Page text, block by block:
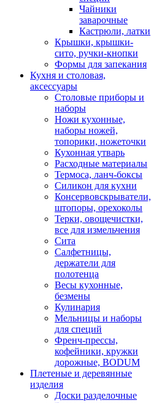
Чайники
заварочные
Кастрюли, латки
Крышки, крышки-
сито, ручки-кнопки
Формы для запекания
Кухня и столовая,
аксессуары
Столовые приборы и
наборы
Ножи кухонные,
наборы ножей,
топорики, ножеточки
Кухонная утварь
Расходные материалы
Термоса, ланч-боксы
Силикон для кухни
Консервовскрыватели,
штопоры, орехоколы
Терки, овощечистки,
все для измельчения
Сита
Салфетницы,
держатели для
полотенца
Весы кухонные,
безмены
Кулинария
Мельницы и наборы
для специй
Френч-прессы,
кофейники, кружки
дорожные, BODUM
Плетеные и деревянные
изделия
Доски разделочные